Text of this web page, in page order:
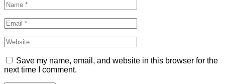
Save my name, email, and website in this browser for the
next time I comment.